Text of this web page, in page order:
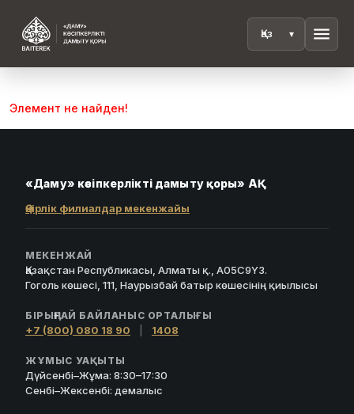
menu
Элемент не найден!
«Даму» кәсіпкерлікті дамыту қоры» АҚ
Өңірлік филиалдар мекенжайы
МЕКЕНЖАЙ
Қазақстан Республикасы, Алматы қ., A05C9Y3.
Гоголь көшесі, 111, Наурызбай батыр көшесінің қиылысы
БІРЫҢҒАЙ БАЙЛАНЫС ОРТАЛЫҒЫ
+7 (800) 080 18 90 1408
ЖҰМЫС УАҚЫТЫ
Дүйсенбі–Жұма: 8:30–17:30
Сенбі–Жексенбі: демалыс